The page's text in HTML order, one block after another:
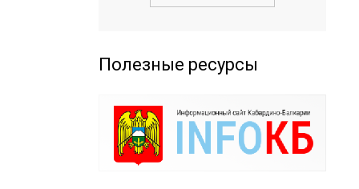
Полезные ресурсы